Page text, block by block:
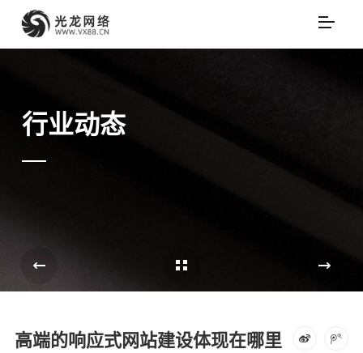
行业动态
高端的响应式网站建设体现在哪里